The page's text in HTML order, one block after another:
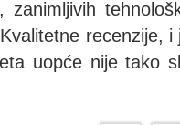
zanimljivih
recenzije,
uopće nije tako